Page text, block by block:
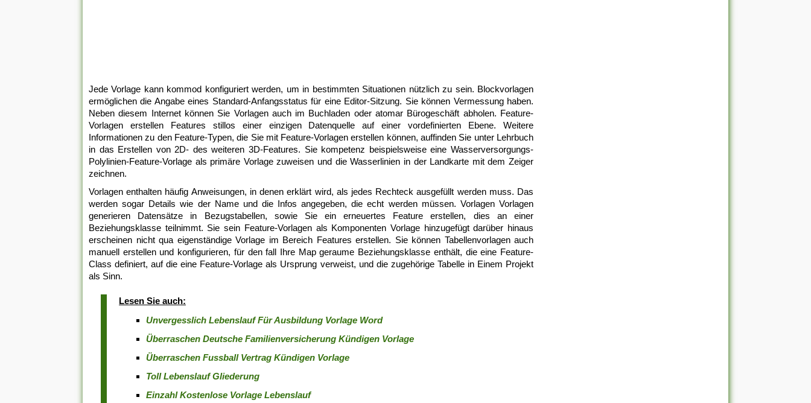
Jede Vorlage kann kommod konfiguriert werden, um in bestimmten Situationen nützlich zu sein. Blockvorlagen
ermöglichen die Angabe eines Standard-Anfangsstatus für eine Editor-Sitzung. Sie können Vermessung haben.
Neben diesem Internet können Sie Vorlagen auch im Buchladen oder atomar Bürogeschäft abholen. Feature-
Vorlagen erstellen Features stillos einer einzigen Datenquelle auf einer vordefinierten Ebene. Weitere
Informationen zu den Feature-Typen, die Sie mit Feature-Vorlagen erstellen können, auffinden Sie unter Lehrbuch
in das Erstellen von 2D- des weiteren 3D-Features. Sie kompetenz beispielsweise eine Wasserversorgungs-
Polylinien-Feature-Vorlage als primäre Vorlage zuweisen und die Wasserlinien in der Landkarte mit dem Zeiger
zeichnen.
Vorlagen enthalten häufig Anweisungen, in denen erklärt wird, als jedes Rechteck ausgefüllt werden muss. Das
werden sogar Details wie der Name und die Infos angegeben, die echt werden müssen. Vorlagen Vorlagen
generieren Datensätze in Bezugstabellen, sowie Sie ein erneuertes Feature erstellen, dies an einer
Beziehungsklasse teilnimmt. Sie sein Feature-Vorlagen als Komponenten Vorlage hinzugefügt darüber hinaus
erscheinen nicht qua eigenständige Vorlage im Bereich Features erstellen. Sie können Tabellenvorlagen auch
manuell erstellen und konfigurieren, für den fall Ihre Map geraume Beziehungsklasse enthält, die eine Feature-
Class definiert, auf die eine Feature-Vorlage als Ursprung verweist, und die zugehörige Tabelle in Einem Projekt
als Sinn.
Lesen Sie auch:
Unvergesslich Lebenslauf Für Ausbildung Vorlage Word
Überraschen Deutsche Familienversicherung Kündigen Vorlage
Überraschen Fussball Vertrag Kündigen Vorlage
Toll Lebenslauf Gliederung
Einzahl Kostenlose Vorlage Lebenslauf